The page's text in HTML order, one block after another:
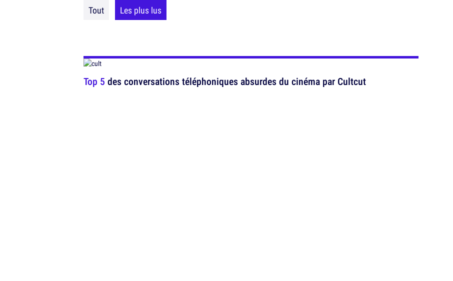
Tout Les plus lus
Top 5 des conversations téléphoniques absurdes du cinéma par Cultcut